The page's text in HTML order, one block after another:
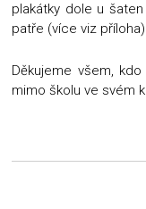
plakátky dole u
patře (více viz
Děkujeme všem,
mimo školu ve svém